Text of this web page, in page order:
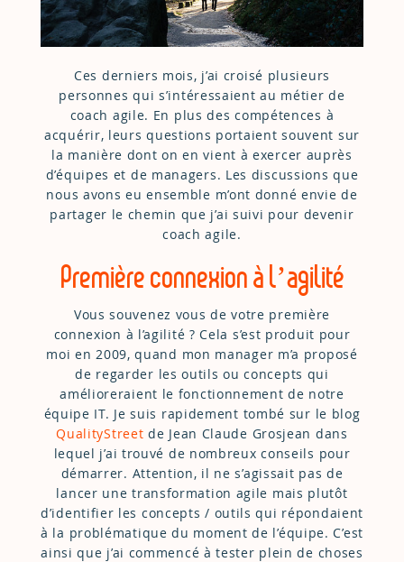
Ces derniers mois, j’ai croisé plusieurs
personnes qui s’intéressaient au métier de
coach agile. En plus des compétences à
acquérir, leurs questions portaient souvent sur
la manière dont on en vient à exercer auprès
d’équipes et de managers. Les discussions que
nous avons eu ensemble m’ont donné envie de
partager le chemin que j’ai suivi pour devenir
coach agile.
Première connexion à l’agilité
Vous souvenez vous de votre première
connexion à l’agilité ? Cela s’est produit pour
moi en 2009, quand mon manager m’a proposé
de regarder les outils ou concepts qui
amélioreraient le fonctionnement de notre
équipe IT. Je suis rapidement tombé sur le blog
QualityStreet de Jean Claude Grosjean dans
lequel j’ai trouvé de nombreux conseils pour
démarrer. Attention, il ne s’agissait pas de
lancer une transformation agile mais plutôt
d’identifier les concepts / outils qui répondaient
à la problématique du moment de l’équipe. C’est
ainsi que j’ai commencé à tester plein de choses